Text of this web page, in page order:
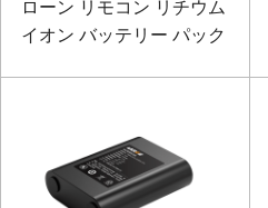
ローン リモコン リチウム
イオン バッテリー パック